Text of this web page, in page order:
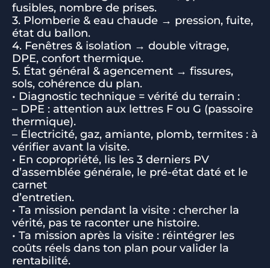
fusibles, nombre de prises.
3. Plomberie & eau chaude → pression, fuite,
état du ballon.
4. Fenêtres & isolation → double vitrage,
DPE, confort thermique.
5. État général & agencement → fissures,
sols, cohérence du plan.
• Diagnostic technique = vérité du terrain :
– DPE : attention aux lettres F ou G (passoire
thermique).
– Électricité, gaz, amiante, plomb, termites : à
vérifier avant la visite.
• En copropriété, lis les 3 derniers PV
d’assemblée générale, le pré-état daté et le
carnet
d’entretien.
• Ta mission pendant la visite : chercher la
vérité, pas te raconter une histoire.
• Ta mission après la visite : réintégrer les
coûts réels dans ton plan pour valider la
rentabilité.